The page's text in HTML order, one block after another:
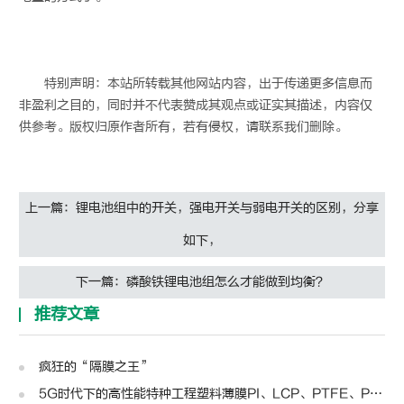
特别声明：本站所转载其他网站内容，出于传递更多信息而
非盈利之目的，同时并不代表赞成其观点或证实其描述，内容仅
供参考。版权归原作者所有，若有侵权，请联系我们删除。
上一篇：锂电池组中的开关，强电开关与弱电开关的区别，分享
如下，
下一篇：磷酸铁锂电池组怎么才能做到均衡？
推荐文章
疯狂的“隔膜之王”
5G时代下的高性能特种工程塑料薄膜PI、LCP、PTFE、PPS、PEEK、PEN